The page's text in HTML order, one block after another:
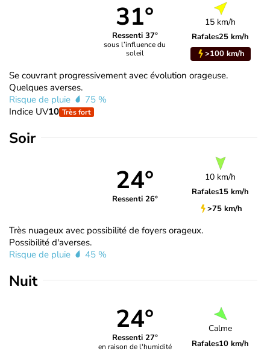
31°
Ressenti 37°
sous l’influence du
soleil
15 km/h
Rafales25 km/h
>100 km/h
Se couvrant progressivement avec évolution orageuse.
Quelques averses.
Risque de pluie
75 %
Indice UV10 Très fort
Soir
24°
Ressenti 26°
10 km/h
Rafales15 km/h
>75 km/h
Très nuageux avec possibilité de foyers orageux.
Possibilité d'averses.
Risque de pluie
45 %
Nuit
24°
Ressenti 27°
en raison de l'humidité
Calme
Rafales10 km/h